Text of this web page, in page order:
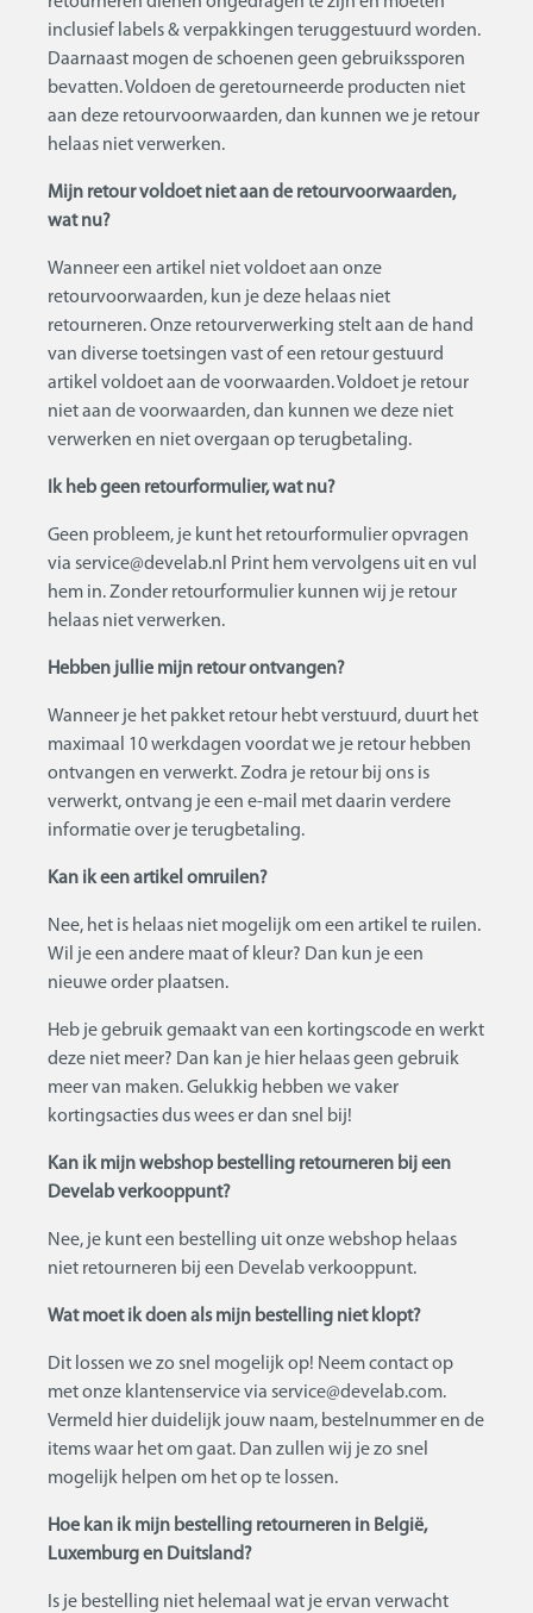
inclusief labels & verpakkingen teruggestuurd worden.
Daarnaast mogen de schoenen geen gebruikssporen
bevatten. Voldoen de geretourneerde producten niet
aan deze retourvoorwaarden, dan kunnen we je retour
helaas niet verwerken.
Mijn retour voldoet niet aan de retourvoorwaarden,
wat nu?
Wanneer een artikel niet voldoet aan onze
retourvoorwaarden, kun je deze helaas niet
retourneren. Onze retourverwerking stelt aan de hand
van diverse toetsingen vast of een retour gestuurd
artikel voldoet aan de voorwaarden. Voldoet je retour
niet aan de voorwaarden, dan kunnen we deze niet
verwerken en niet overgaan op terugbetaling.
Ik heb geen retourformulier, wat nu?
Geen probleem, je kunt het retourformulier opvragen
via service@develab.nl Print hem vervolgens uit en vul
hem in. Zonder retourformulier kunnen wij je retour
helaas niet verwerken.
Hebben jullie mijn retour ontvangen?
Wanneer je het pakket retour hebt verstuurd, duurt het
maximaal 10 werkdagen voordat we je retour hebben
ontvangen en verwerkt. Zodra je retour bij ons is
verwerkt, ontvang je een e-mail met daarin verdere
informatie over je terugbetaling.
Kan ik een artikel omruilen?
Nee, het is helaas niet mogelijk om een artikel te ruilen.
Wil je een andere maat of kleur? Dan kun je een
nieuwe order plaatsen.
Heb je gebruik gemaakt van een kortingscode en werkt
deze niet meer? Dan kan je hier helaas geen gebruik
meer van maken. Gelukkig hebben we vaker
kortingsacties dus wees er dan snel bij!
Kan ik mijn webshop bestelling retourneren bij een
Develab verkooppunt?
Nee, je kunt een bestelling uit onze webshop helaas
niet retourneren bij een Develab verkooppunt.
Wat moet ik doen als mijn bestelling niet klopt?
Dit lossen we zo snel mogelijk op! Neem contact op
met onze klantenservice via service@develab.com.
Vermeld hier duidelijk jouw naam, bestelnummer en de
items waar het om gaat. Dan zullen wij je zo snel
mogelijk helpen om het op te lossen.
Hoe kan ik mijn bestelling retourneren in België,
Luxemburg en Duitsland?
Is je bestelling niet helemaal wat je ervan verwacht